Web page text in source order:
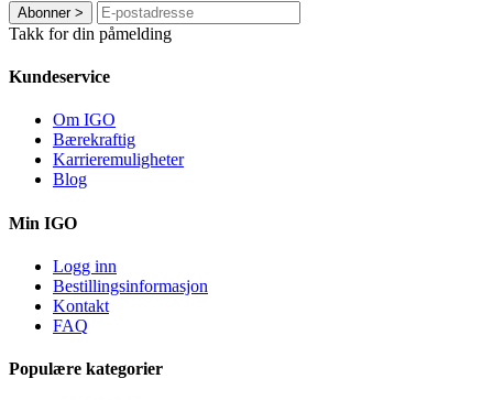
Abonner>
Takk for din påmelding
Kundeservice
Om IGO
Bærekraftig
Karrieremuligheter
Blog
Min IGO
Logg inn
Bestillingsinformasjon
Kontakt
FAQ
Populære kategorier